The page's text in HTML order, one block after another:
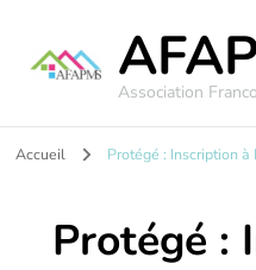
Association
Accueil Protégé : Inscription
Protégé :